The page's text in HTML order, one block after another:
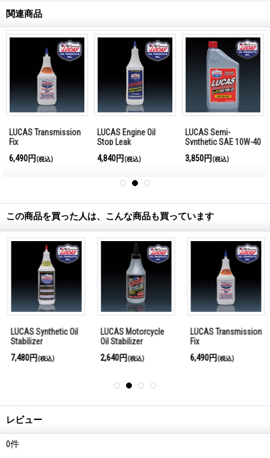
関連商品
LUCAS Transmission
Fix
6,490円 (税込)
LUCAS Engine Oil
Stop Leak
4,840円 (税込)
LUCAS Semi-
Synthetic SAE 10W-40
3,850円 (税込)
この商品を買った人は、こんな商品も買っています
LUCAS Synthetic Oil
Stabilizer
7,480円(税込)
LUCAS Motorcycle
Oil Stabilizer
2,640円(税込)
LUCAS Transmission
Fix
6,490円(税込)
レビュー
0件